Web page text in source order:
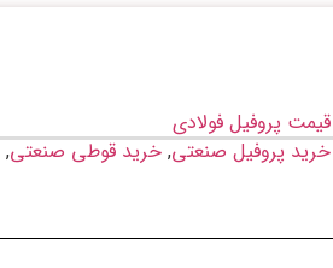
قیمت پروفیل فولادی
خرید پروفیل صنعتی,خرید قوطی صنعتی,